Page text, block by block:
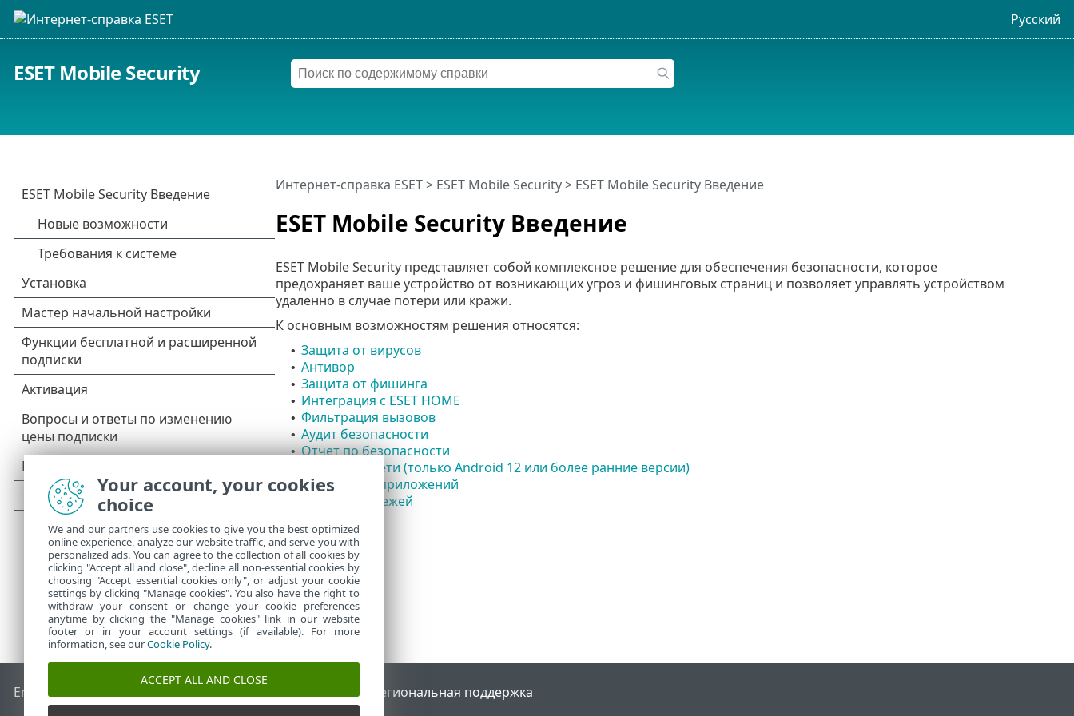
Русский
ESET Mobile Security
ESET Mobile Security Введение
Интернет-справка ESET> ESET Mobile Security> ESET Mobile Security Введение
ESET Mobile Security представляет собой комплексное решение для обеспечения безопасности, которое
предохраняет ваше устройство от возникающих угроз и фишинговых страниц и позволяет управлять устройством
удаленно в случае потери или кражи.
К основным возможностям решения относятся:
• Защита от вирусов
• Антивор
• Защита от фишинга
• Интеграция с ESET HOME
• Фильтрация вызовов
• Аудит безопасности
• Отчет по безопасности
Инспектор сети (только Android 12 или более ранние версии)
• Блокировка приложений
Защита платежей
End of Life ESET Status Portal Региональная поддержка
Your account, your cookies
choice
We and our partners use cookies to give you the best optimized
online experience, analyze our website traffic, and serve you with
personalized ads. You can agree to the collection of all cookies by
clicking "Accept all and close", decline all non-essential cookies by
choosing "Accept essential cookies only", or adjust your cookie
settings by clicking "Manage cookies". You also have the right to
withdraw your consent or change your cookie preferences
anytime by clicking the "Manage cookies" link in our website
footer or in your account settings (if available). For more
information, see ourCookie Policy.
ACCEPT ALL AND CLOSE